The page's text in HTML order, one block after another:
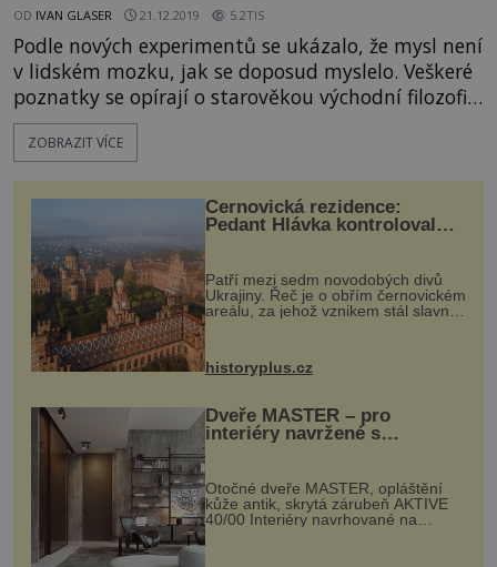
OD IVAN GLASER 21.12.2019 5.2TIS
Podle nových experimentů se ukázalo, že mysl není
v lidském mozku, jak se doposud myslelo. Veškeré
poznatky se opírají o starověkou východní filozofii,
která dělí člověka do sedmi úrovní. Z toho fyzické
tělo se nachází na nejvyšší úrovni, zatímco mysl
nadhledem zanedbatelná, protože se je
samostatná a není vůbec závislá na mozku jako
takovém. Tímto
ZOBRAZIT VÍCE
Černovická rezidence:
Pedant Hlávka kontroloval
Patří mezi sedm novodobých divů
Ukrajiny. Řeč je o obřím černovickém
areálu, za jehož vznikem stál slavný
český architekt Josef Hlávka. Ten si
na něm dal mimořádně záležet. Jeho
stavební plány by při ...
historyplus.cz
Dveře MASTER – pro
interiéry navržené s
rozumem i vášní!
Otočné dveře MASTER, opláštění
kůže antik, skrytá zárubeň AKTIVE
40/00 Interiéry navrhované na
zakázku často vyžadují atypické
rozměry nejen nábytku, ale i